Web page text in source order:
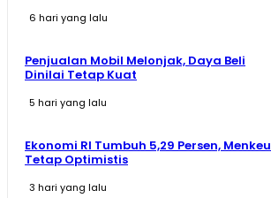
6 hari yang lalu
Penjualan Mobil Melonjak, Daya Beli
Dinilai Tetap Kuat
5 hari yang lalu
Ekonomi RI Tumbuh 5,29 Persen, Menkeu
Tetap Optimistis
3 hari yang lalu